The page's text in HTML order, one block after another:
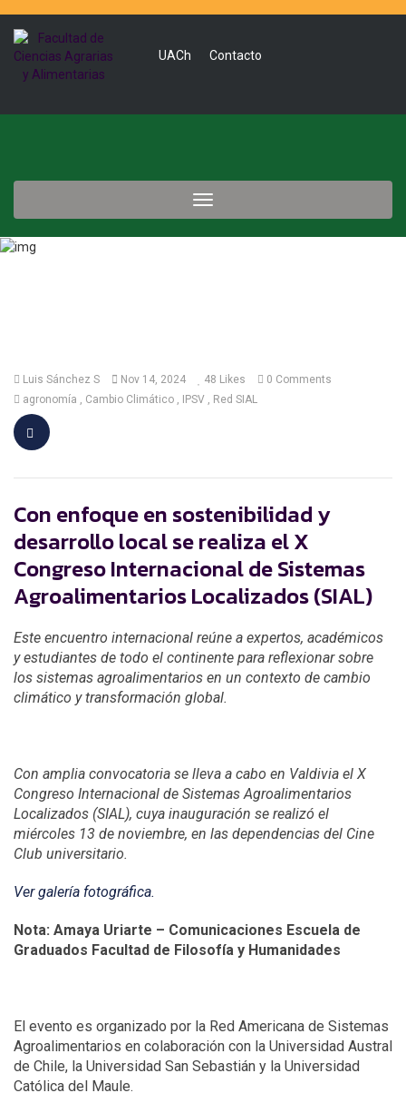
UACh Contacto
Toggle
navigation
Luis Sánchez S Nov 14, 2024 48 Likes
0 Comments
agronomía
Cambio Climático IPSV Red SIAL
Con enfoque en sostenibilidad y
desarrollo local se realiza el X
Congreso Internacional de Sistemas
Agroalimentarios Localizados (SIAL)
Este encuentro internacional reúne a expertos, académicos
y estudiantes de todo el continente para reflexionar sobre
los sistemas agroalimentarios en un contexto de cambio
climático y transformación global.
Con amplia convocatoria se lleva a cabo en Valdivia el X
Congreso Internacional de Sistemas Agroalimentarios
Localizados (SIAL), cuya inauguración se realizó el
miércoles 13 de noviembre, en las dependencias del Cine
Club universitario.
Ver galería fotográfica.
Nota: Amaya Uriarte – Comunicaciones Escuela de
Graduados Facultad de Filosofía y Humanidades
El evento es organizado por la Red Americana de Sistemas
Agroalimentarios en colaboración con la Universidad Austral
de Chile, la Universidad San Sebastián y la Universidad
Católica del Maule.